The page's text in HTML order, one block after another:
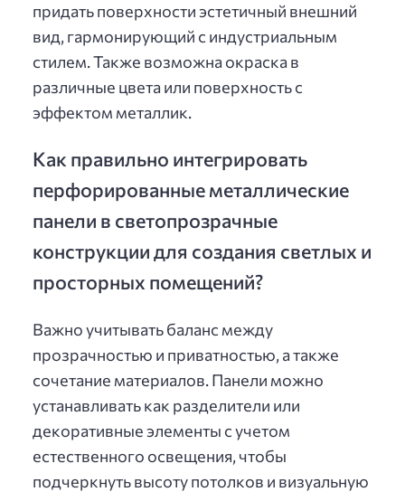
придать поверхности эстетичный внешний
вид, гармонирующий с индустриальным
стилем. Также возможна окраска в
различные цвета или поверхность с
эффектом металлик.
Как правильно интегрировать
перфорированные металлические
панели в светопрозрачные
конструкции для создания светлых и
просторных помещений?
Важно учитывать баланс между
прозрачностью и приватностью, а также
сочетание материалов. Панели можно
устанавливать как разделители или
декоративные элементы с учетом
естественного освещения, чтобы
подчеркнуть высоту потолков и визуальную